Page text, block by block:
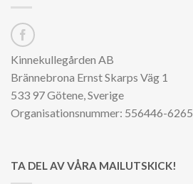
Kinnekullegården AB
Brännebrona Ernst Skarps Väg 1
533 97 Götene, Sverige
Organisationsnummer: 556446-6265
TA DEL AV VÅRA MAILUTSKICK!